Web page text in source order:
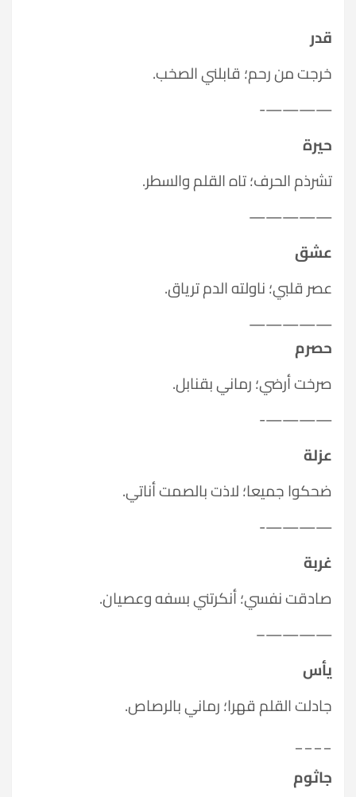
قدر
خرجت من رحم؛ قابلني الصخب.
————-
حيرة
تشرذم الحرف؛ تاه القلم والسطر.
—————
عشق
عصر قلبي؛ ناولته الدم ترياق.
—————
حصرم
صرخت أرضي؛ رماني بقنابل.
————-
عزلة
ضحكوا جميعا؛ لاذت بالصمت أناتي.
————-
غربة
صادقت نفسي؛ أنكرتني بسفه وعصيان.
————–
يأس
جادلت القلم قهرا؛ رماني بالرصاص.
____
جاثوم